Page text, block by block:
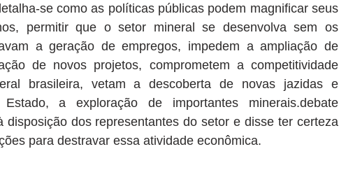
se como as políticas públicas podem magnificar seus
permitir que o setor mineral se desenvolva sem os
a geração de empregos, impedem a ampliação de
de novos projetos, comprometem a competitividade
brasileira, vetam a descoberta de novas jazidas e
a exploração de importantes minerais.debate
dos representantes do setor e disse ter certeza
para destravar essa atividade econômica.